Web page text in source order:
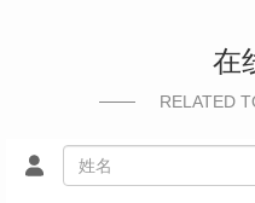
在
RELATED